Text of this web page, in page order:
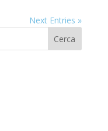
Next Entries »